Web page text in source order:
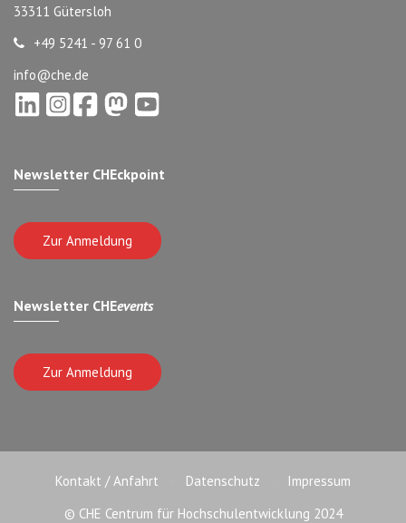
33311 Gütersloh
+49 5241 - 97 61 0
info@che.de
Newsletter CHEckpoint
Zur Anmeldung
Newsletter CHEevents
Zur Anmeldung
Kontakt / Anfahrt Datenschutz
Impressum
© CHE Centrum für Hochschulentwicklung 2024